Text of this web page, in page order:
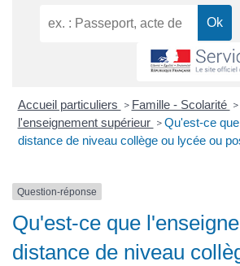
Accueil particuliers > Famille - Scolarité >
l'enseignement supérieur > Qu'est-ce
distance de niveau collège ou lycée ou
Question-réponse
Qu'est-ce que
distance de niveau